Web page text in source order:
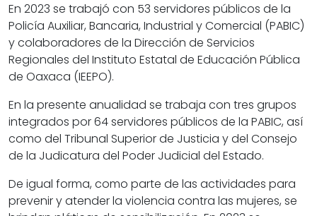
En 2023 se trabajó con 53 servidores públicos de la
Policía Auxiliar, Bancaria, Industrial y Comercial (PABIC)
y colaboradores de la Dirección de Servicios
Regionales del Instituto Estatal de Educación Pública
de Oaxaca (IEEPO).
En la presente anualidad se trabaja con tres grupos
integrados por 64 servidores públicos de la PABIC, así
como del Tribunal Superior de Justicia y del Consejo
de la Judicatura del Poder Judicial del Estado.
De igual forma, como parte de las actividades para
prevenir y atender la violencia contra las mujeres, se